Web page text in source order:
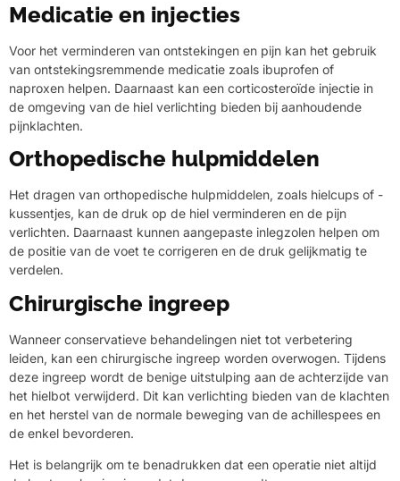
Medicatie en injecties
Voor het verminderen van ontstekingen en pijn kan het gebruik
van ontstekingsremmende medicatie zoals ibuprofen of
naproxen helpen. Daarnaast kan een corticosteroïde injectie in
de omgeving van de hiel verlichting bieden bij aanhoudende
pijnklachten.
Orthopedische hulpmiddelen
Het dragen van orthopedische hulpmiddelen, zoals hielcups of -
kussentjes, kan de druk op de hiel verminderen en de pijn
verlichten. Daarnaast kunnen aangepaste inlegzolen helpen om
de positie van de voet te corrigeren en de druk gelijkmatig te
verdelen.
Chirurgische ingreep
Wanneer conservatieve behandelingen niet tot verbetering
leiden, kan een chirurgische ingreep worden overwogen. Tijdens
deze ingreep wordt de benige uitstulping aan de achterzijde van
het hielbot verwijderd. Dit kan verlichting bieden van de klachten
en het herstel van de normale beweging van de achillespees en
de enkel bevorderen.
Het is belangrijk om te benadrukken dat een operatie niet altijd